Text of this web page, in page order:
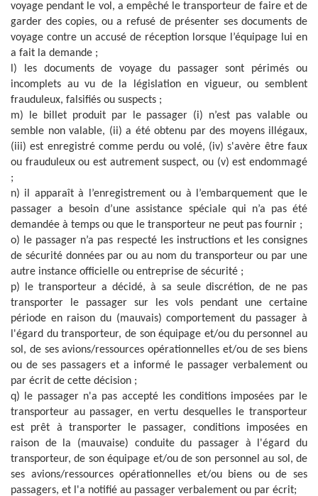
voyage pendant le vol, a empêché le transporteur de faire et de
garder des copies, ou a refusé de présenter ses documents de
voyage contre un accusé de réception lorsque l’équipage lui en
a fait la demande ;
l) les documents de voyage du passager sont périmés ou
incomplets au vu de la législation en vigueur, ou semblent
frauduleux, falsifiés ou suspects ;
m) le billet produit par le passager (i) n’est pas valable ou
semble non valable, (ii) a été obtenu par des moyens illégaux,
(iii) est enregistré comme perdu ou volé, (iv) s'avère être faux
ou frauduleux ou est autrement suspect, ou (v) est endommagé
;
n) il apparaît à l’enregistrement ou à l’embarquement que le
passager a besoin d’une assistance spéciale qui n’a pas été
demandée à temps ou que le transporteur ne peut pas fournir ;
o) le passager n’a pas respecté les instructions et les consignes
de sécurité données par ou au nom du transporteur ou par une
autre instance officielle ou entreprise de sécurité ;
p) le transporteur a décidé, à sa seule discrétion, de ne pas
transporter le passager sur les vols pendant une certaine
période en raison du (mauvais) comportement du passager à
l'égard du transporteur, de son équipage et/ou du personnel au
sol, de ses avions/ressources opérationnelles et/ou de ses biens
ou de ses passagers et a informé le passager verbalement ou
par écrit de cette décision ;
q) le passager n'a pas accepté les conditions imposées par le
transporteur au passager, en vertu desquelles le transporteur
est prêt à transporter le passager, conditions imposées en
raison de la (mauvaise) conduite du passager à l'égard du
transporteur, de son équipage et/ou de son personnel au sol, de
ses avions/ressources opérationnelles et/ou biens ou de ses
passagers, et l'a notifié au passager verbalement ou par écrit;